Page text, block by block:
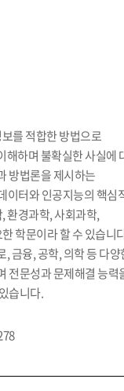
를 적합한 방법으로
해하며 불확실한 사실에
방법론을 제시하는
이터와 인공지능의 핵심
환경과학, 사회과학,
학문이라 할 수 있습니
금융, 공학, 의학 등 다양
전문성과 문제해결 능력
습니다.